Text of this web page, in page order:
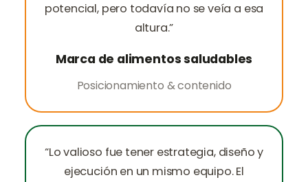
potencial, pero todavía no se veía a esa
altura.”
Marca de alimentos saludables
Posicionamiento & contenido
“Lo valioso fue tener estrategia, diseño y
ejecución en un mismo equipo. El